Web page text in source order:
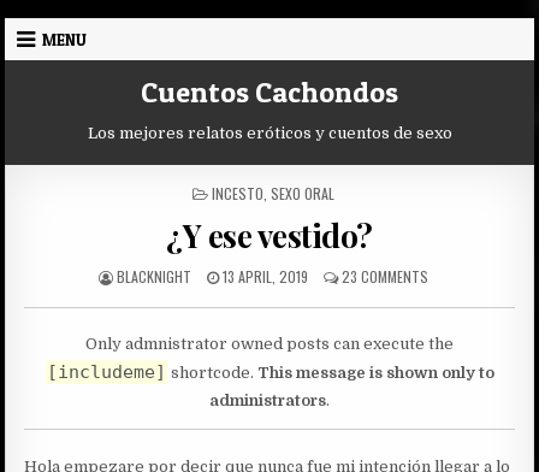
Skip
MENU
Cuentos Cachondos
Los mejores relatos eróticos y cuentos de sexo
POSTED
INCESTO SEXO ORAL
¿Y ese vestido?
AUTHOR:
BLACKNIGHT
PUBLISHED
13 APRIL, 2019 23 COMMENTS
VESTIDO?
Only admnistrator owned posts can execute the
[includeme] shortcode. This message is shown only to
administrators.
Hola empezare por decir que nunca fue mi intención llegar a lo